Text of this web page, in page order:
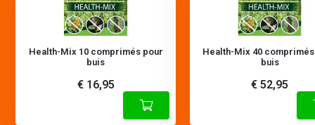
Health-Mix 10 comprimés pour
buis
€ 16,95
Health-Mix 40
buis
€ 52,95